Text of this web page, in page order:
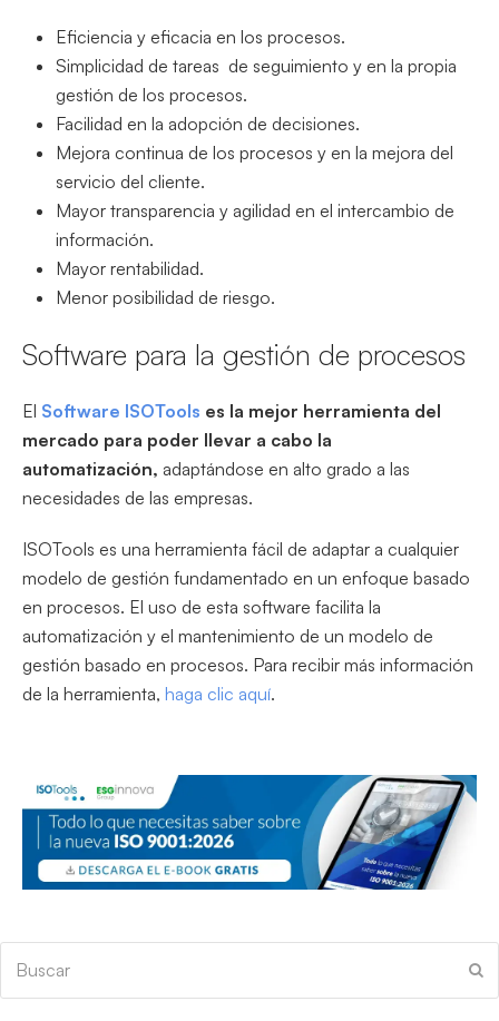
Eficiencia y eficacia en los procesos.
Simplicidad de tareas de seguimiento y en la propia
gestión de los procesos.
Facilidad en la adopción de decisiones.
Mejora continua de los procesos y en la mejora del
servicio del cliente.
Mayor transparencia y agilidad en el intercambio de
información.
Mayor rentabilidad.
Menor posibilidad de riesgo.
Software para la gestión de procesos
El Software ISOTools es la mejor herramienta del
mercado para poder llevar a cabo la
automatización, adaptándose en alto grado a las
necesidades de las empresas.
ISOTools es una herramienta fácil de adaptar a cualquier
modelo de gestión fundamentado en un enfoque basado
en procesos. El uso de esta software facilita la
automatización y el mantenimiento de un modelo de
gestión basado en procesos. Para recibir más información
de la herramienta, haga clic aquí.